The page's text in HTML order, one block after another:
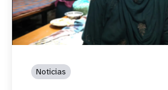
Noticias